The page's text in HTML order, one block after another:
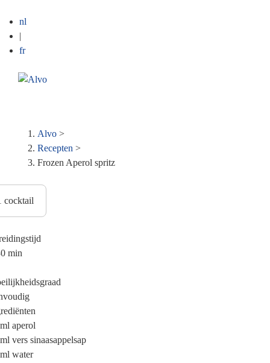
nl
|
fr
Kruimelpad
Alvo >
Recepten >
Frozen Aperol spritz
min
aperol
vers sinaasappelsap
water